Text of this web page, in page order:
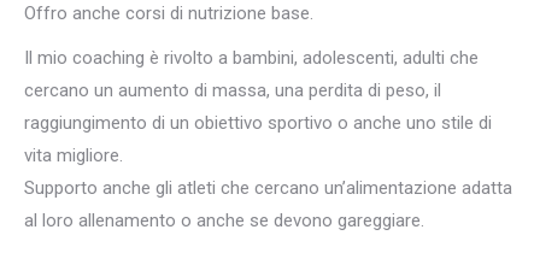
Offro anche corsi di nutrizione base.
Il mio coaching è rivolto a bambini, adolescenti, adulti che
cercano un aumento di massa, una perdita di peso, il
raggiungimento di un obiettivo sportivo o anche uno stile di
vita migliore.
Supporto anche gli atleti che cercano un’alimentazione adatta
al loro allenamento o anche se devono gareggiare.